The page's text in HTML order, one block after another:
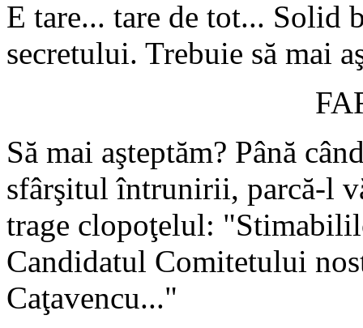
E tare... tare de tot... Solid
secretului. Trebuie să mai
Să mai aşteptăm? Până
sfârşitul întrunirii, parcă-l
trage clopoţelul:
Candidatul Comitetului
Caţavencu..."